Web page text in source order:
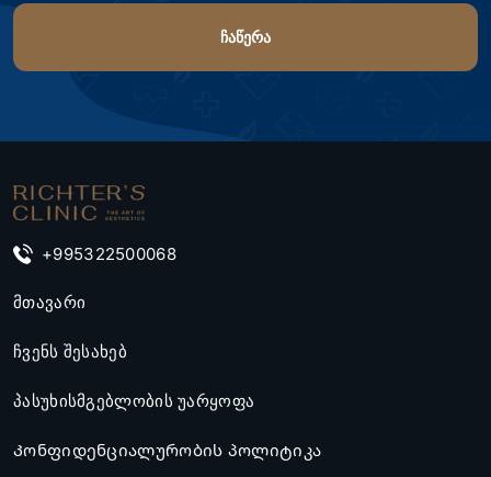
+995322500068
მთავარი
ჩვენს შესახებ
პასუხისმგებლობის უარყოფა
Კონფიდენციალურობის პოლიტიკა